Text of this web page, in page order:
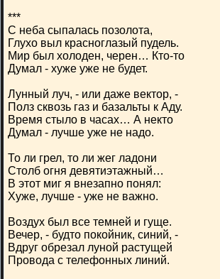
***
С неба сыпалась позолота,
Глухо выл красноглазый пудель.
Мир был холоден, черен… Кто-то
Думал - хуже уже не будет.
Лунный луч, - или даже вектор, -
Полз сквозь газ и базальты к Аду.
Время стыло в часах… А некто
Думал - лучше уже не надо.
То ли грел, то ли жег ладони
Столб огня девятиэтажный…
В этот миг я внезапно понял:
Хуже, лучше - уже не важно.
Воздух был все темней и гуще.
Вечер, - будто покойник, синий, -
Вдруг обрезал луной растущей
Провода с телефонных линий.